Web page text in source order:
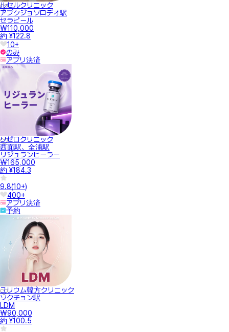
ルセルクリニック
アプクジョソロデオ駅
セラピール
₩110,000
約 ¥122.8
10+
のみ
アプリ決済
リゼロクリニック
西面駅、全浦駅
リジュランヒーラー
₩165,000
約 ¥184.3
9.8(10+)
400+
アプリ決済
予約
ユリウム韓方クリニック
ソクチョン駅
LDM
₩90,000
約 ¥100.5